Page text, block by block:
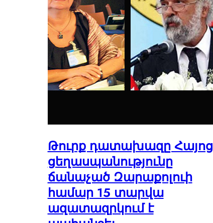
Թուրք դատախազը Հայոց
ցեղասպանությունը
ճանաչած Զարաքոլուի
համար 15 տարվա
ազատազրկում է